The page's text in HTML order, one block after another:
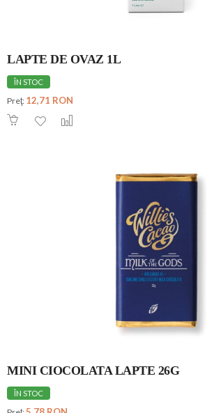
LAPTE DE OVAZ 1L
ÎN STOC
Preţ: 12,71 RON
MINI CIOCOLATA LAPTE 26G
ÎN STOC